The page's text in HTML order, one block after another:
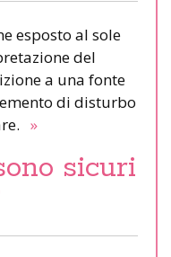
esposto al sole
del
a una fonte
di disturbo
»
sicuri